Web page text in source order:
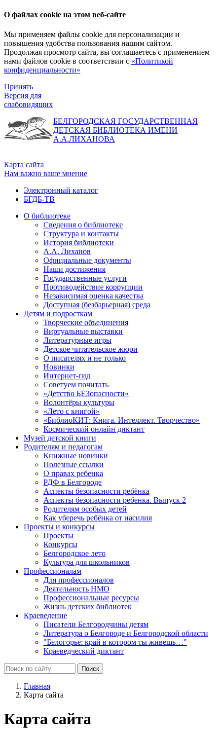
О файлах cookie на этом веб-сайте
Мы применяем файлы cookie для персонализации и
повышения удобства пользования нашим сайтом.
Продолжая просмотр сайта, вы соглашаетесь с применением
нами файлов cookie в соответствии с «Политикой
конфиденциальности»
Принять
Версия для
слабовидящих
БЕЛГОРОДСКАЯ ГОСУДАРСТВЕННАЯ
ДЕТСКАЯ БИБЛИОТЕКА ИМЕНИ
А.А.ЛИХАНОВА
Карта сайта
Нам важно ваше мнение
Электронный каталог
БГДБ-ТВ
О библиотеке
Сведения о библиотеке
Структура и контакты
История библиотеки
А.А. Лиханов
Официальные документы
Наши достижения
Государственные услуги
Противодействие коррупции
Независимая оценка качества
Доступная (безбарьерная) среда
Детям и подросткам
Творческие объединения
Виртуальные выставки
Литературные игры
Детское читательское жюри
О писателях и не только
Новинки
Интернет-гид
Советуем почитать
«Детство БЕЗопасности»
Волонтёры культуры
«Лето с книгой»
«БиблиоКИТ: Книга. Интеллект. Творчество»
Космический онлайн диктант
Музей детской книги
Родителям и педагогам
Книжные новинки
Полезные ссылки
О правах ребенка
РДФ в Белгороде
Аспекты безопасности ребёнка
Аспекты безопасности ребенка. Выпуск 2
Родителям особых детей
Как уберечь ребёнка от насилия
Проекты и конкурсы
Проекты
Конкурсы
Белгородское лето
Культура для школьников
Профессионалам
Для профессионалов
Деятельность НМО
Профессиональные ресурсы
Жизнь детских библиотек
Краеведение
Писатели Белгородчины детям
Литература о Белгороде и Белгородской области
"Белогорье: край в котором ты живешь…"
Краеведческий диктант
Главная
Карта сайта
Карта сайта